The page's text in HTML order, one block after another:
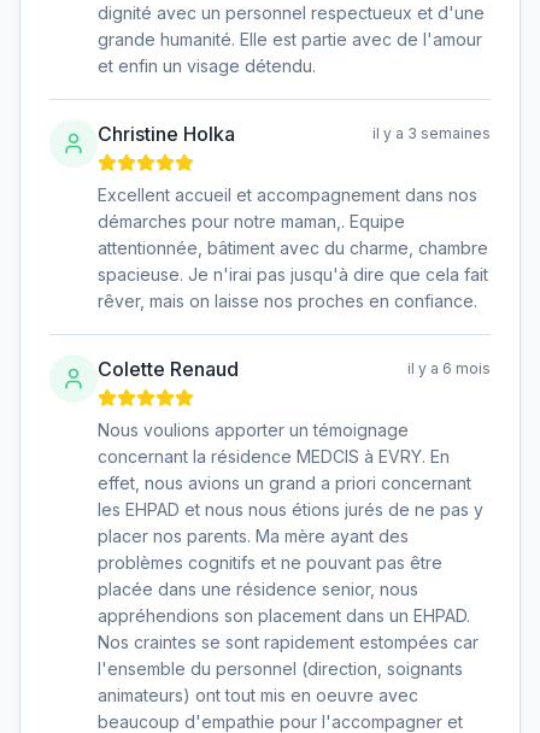
dignité avec un personnel respectueux et d'une
grande humanité. Elle est partie avec de l'amour
et enfin un visage détendu.
Christine Holka il y a 3 semaines
Excellent accueil et accompagnement dans nos
démarches pour notre maman,. Equipe
attentionnée, bâtiment avec du charme, chambre
spacieuse. Je n'irai pas jusqu'à dire que cela fait
rêver, mais on laisse nos proches en confiance.
Colette Renaud il y a 6 mois
Nous voulions apporter un témoignage
concernant la résidence MEDCIS à EVRY. En
effet, nous avions un grand a priori concernant
les EHPAD et nous nous étions jurés de ne pas y
placer nos parents. Ma mère ayant des
problèmes cognitifs et ne pouvant pas être
placée dans une résidence senior, nous
appréhendions son placement dans un EHPAD.
Nos craintes se sont rapidement estompées car
l'ensemble du personnel (direction, soignants
animateurs) ont tout mis en oeuvre avec
beaucoup d'empathie pour l'accompagner et